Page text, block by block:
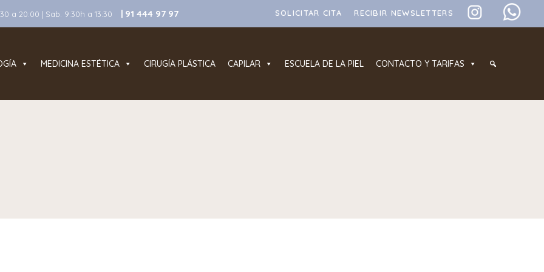
a 20:00 | Sab. 9:30h a 13:30 | 91 444 97 97 SOLICITAR CITA RECIBIR NEWSLETTERS
MEDICINA ESTÉTICA CIRUGÍA PLÁSTICA CAPILAR ESCUELA DE LA PIEL CONTACTO Y TARIFAS